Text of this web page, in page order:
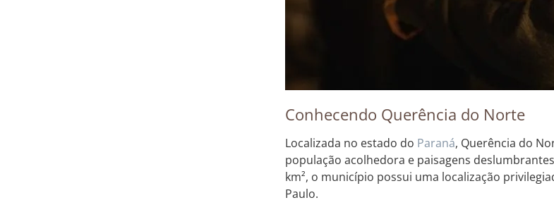
Conhecendo Querência do Norte
Localizada no estado do Paraná, Querência do
população acolhedora e paisagens
km², o município possui uma localização
Paulo.